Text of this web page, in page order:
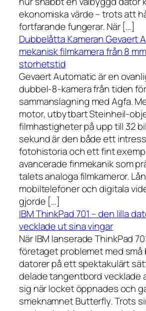
ekonomiska värde – trots att
fortfarande fungerar. När […]
Dubbelåtta Kameran Gevaert
mekanisk filmkamera från 8
storhetstid
Gevaert Automatic är en
dubbel-8-kamera från tiden
sammanslagning med Agfa.
motor, utbytbart Steinheil-
filmhastigheter på upp till 32
sekund är den både ett
fotohistoria och ett fint
avancerade finmekanik som
talets analoga filmkameror.
mobiltelefoner och digitala
gjorde […]
IBM ThinkPad 701 – den lilla
vecklade ut sina vingar
När IBM lanserade ThinkPad
företaget problemet med små
datorer på ett spektakulärt
delade tangentbord vecklade
sig när locket öppnades och
smeknamnet Butterfly. Trots